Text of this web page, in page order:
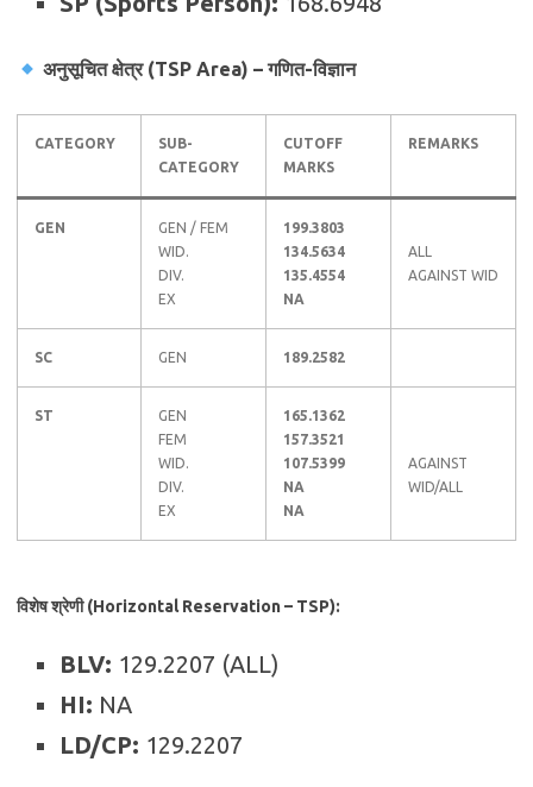
अनुसूचित क्षेत्र (TSP Area) – गणित-विज्ञान
CATEGORY
SUB-
CATEGORY
CUTOFF
MARKS
REMARKS
GEN
GEN / FEM
WID.
DIV.
EX
199.3803
134.5634
135.4554
NA
ALL
AGAINST WID
SC GEN 189.2582
ST
GEN
FEM
WID.
DIV.
EX
165.1362
157.3521
107.5399
NA
NA
AGAINST
WID/ALL
विशेष श्रेणी (Horizontal Reservation – TSP):
BLV: 129.2207 (ALL)
HI: NA
LD/CP: 129.2207